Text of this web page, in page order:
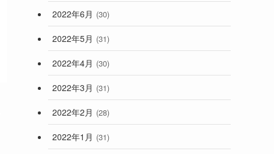
2022年6月 (30)
2022年5月 (31)
2022年4月 (30)
2022年3月 (31)
2022年2月 (28)
2022年1月 (31)